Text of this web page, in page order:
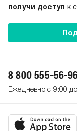
получи доступ
к
8 800 555-56-
Ежедневно с 9:00